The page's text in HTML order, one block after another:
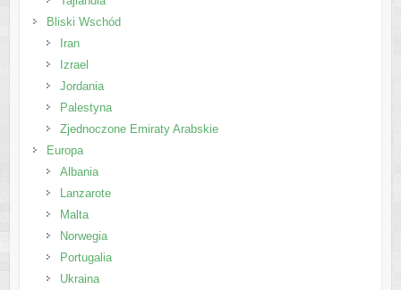
Bliski Wschód
Iran
Izrael
Jordania
Palestyna
Zjednoczone Emiraty Arabskie
Europa
Albania
Lanzarote
Malta
Norwegia
Portugalia
Ukraina